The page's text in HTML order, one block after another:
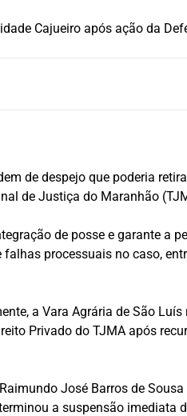
Cajueiro após ação da
de despejo que poderia
de Justiça do Maranhão
de posse e garante a
processuais no caso,
a Vara Agrária de São
Privado do TJMA após
José Barros de
a suspensão